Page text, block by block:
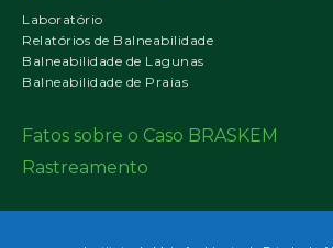
Laboratório
Relatórios de Balneabilidade
Balneabilidade de Lagunas
Balneabilidade de Praias
Fatos sobre o Caso BRASKEM
Rastreamento